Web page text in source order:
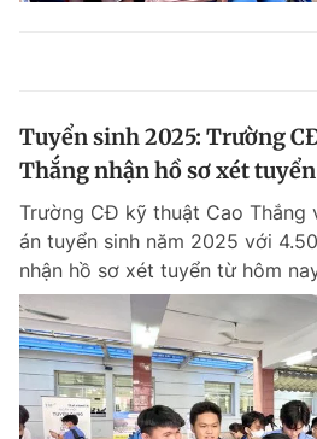
Tuyển sinh 2025: Trường
Thắng nhận hồ sơ xét
Trường CĐ kỹ thuật Cao Thắng
án tuyển sinh năm 2025 với
nhận hồ sơ xét tuyển từ hôm nay